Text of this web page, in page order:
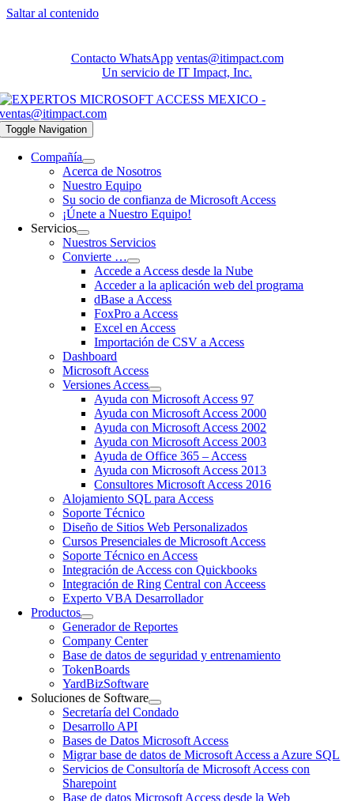
Saltar al contenido
Contacto WhatsApp ventas@itimpact.com
Un servicio de IT Impact, Inc.
Toggle Navigation
Compañía
Acerca de Nosotros
Nuestro Equipo
Su socio de confianza de Microsoft Access
¡Únete a Nuestro Equipo!
Servicios
Nuestros Servicios
Convierte …
Accede a Access desde la Nube
Acceder a la aplicación web del programa
dBase a Access
FoxPro a Access
Excel en Access
Importación de CSV a Access
Dashboard
Microsoft Access
Versiones Access
Ayuda con Microsoft Access 97
Ayuda con Microsoft Access 2000
Ayuda con Microsoft Access 2002
Ayuda con Microsoft Access 2003
Ayuda de Office 365 – Access
Ayuda con Microsoft Access 2013
Consultores Microsoft Access 2016
Alojamiento SQL para Access
Soporte Técnico
Diseño de Sitios Web Personalizados
Cursos Presenciales de Microsoft Access
Soporte Técnico en Access
Integración de Access con Quickbooks
Integración de Ring Central con Acceess
Experto VBA Desarrollador
Productos
Generador de Reportes
Company Center
Base de datos de seguridad y entrenamiento
TokenBoards
YardBizSoftware
Soluciones de Software
Secretaría del Condado
Desarrollo API
Bases de Datos Microsoft Access
Migrar base de datos de Microsoft Access a Azure SQL
Servicios de Consultoría de Microsoft Access con
Sharepoint
Base de datos Microsoft Access desde la Web